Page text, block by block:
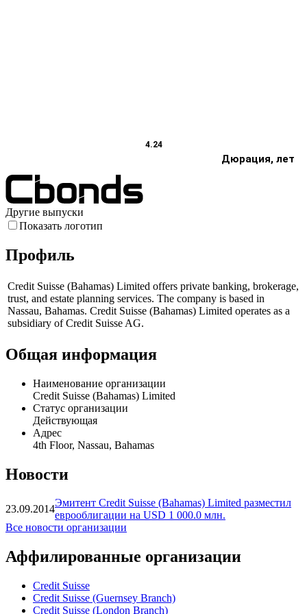
Дюрация, лет
4.24
Другие выпуски
Показать логотип
Профиль
Credit Suisse (Bahamas) Limited offers private banking, brokerage,
trust, and estate planning services. The company is based in
Nassau, Bahamas. Credit Suisse (Bahamas) Limited operates as a
subsidiary of Credit Suisse AG.
Общая информация
Наименование организации
Credit Suisse (Bahamas) Limited
Статус организации
Действующая
Адрес
4th Floor, Nassau, Bahamas
Новости
23.09.2014
Эмитент Credit Suisse (Bahamas) Limited разместил
еврооблигации на USD 1 000.0 млн.
Все новости организации
Аффилированные организации
Credit Suisse
Credit Suisse (Guernsey Branch)
Credit Suisse (London Branch)